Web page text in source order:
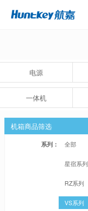
电源
一体机
机箱商品筛选
系列： 全部
星宿系列
RZ系列
VS系列